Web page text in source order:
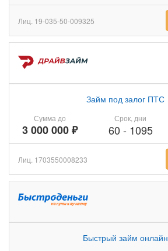
Лиц. 19-035-50-009325
Сумма до
3 000 000 ₽
Займ под залог ПТС
Срок, дни
60 - 1095
Лиц. 1703550008233
Быстрый займ онлайн